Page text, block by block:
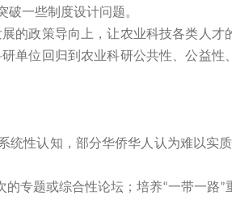
一些制度设计问题。
政策导向上，让农业科技各类人才
单位回归到农业科研公共性、公益性
统性认知，部分华侨华人认为难以实
的专题或综合性论坛；培养“一带一路”